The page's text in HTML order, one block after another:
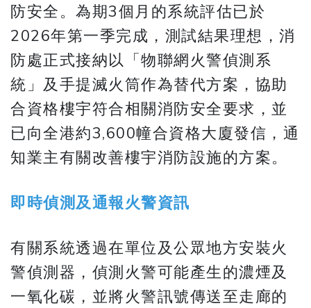
防安全。為期3個月的系統評估已於
2026年第一季完成，測試結果理想，消
防處正式接納以「物聯網火警偵測系
統」及手提滅火筒作為替代方案，協助
合資格樓宇符合相關消防安全要求，並
已向全港約3,600幢合資格大廈發信，通
知業主有關改善樓宇消防設施的方案。
即時偵測及通報火警資訊
有關系統透過在單位及公眾地方安裝火
警偵測器，偵測火警可能產生的濃煙及
一氧化碳，並將火警訊號傳送至走廊的